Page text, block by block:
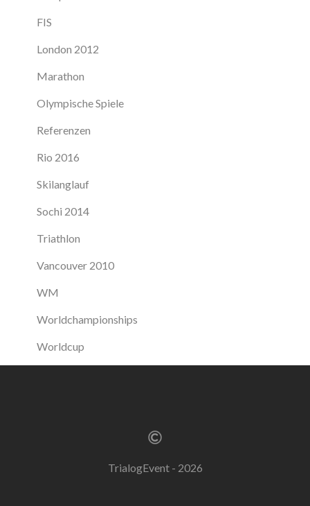
FIS
London 2012
Marathon
Olympische Spiele
Referenzen
Rio 2016
Skilanglauf
Sochi 2014
Triathlon
Vancouver 2010
WM
Worldchampionships
Worldcup
TrialogEvent - 2026